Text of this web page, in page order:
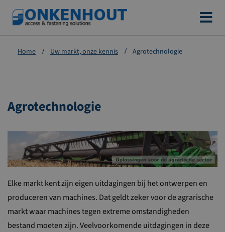
Ga
naar
inhoud
Home Uw markt, onze kennis Agrotechnologie
Agrotechnologie
Elke markt kent zijn eigen uitdagingen bij het ontwerpen en
produceren van machines. Dat geldt zeker voor de agrarische
markt waar machines tegen extreme omstandigheden
bestand moeten zijn. Veelvoorkomende uitdagingen in deze